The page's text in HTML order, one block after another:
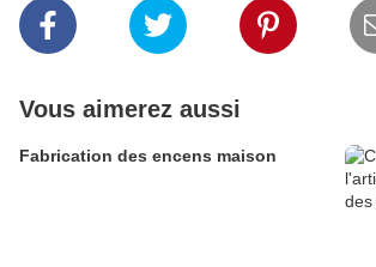
Vous aimerez aussi
Fabrication des encens maison